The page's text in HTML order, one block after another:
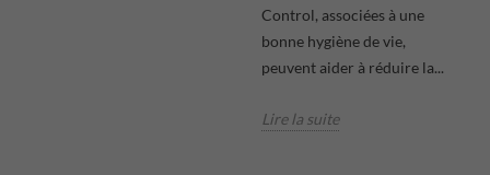
Control, associées à une
bonne hygiène de vie,
peuvent aider à réduire la...
Lire la suite